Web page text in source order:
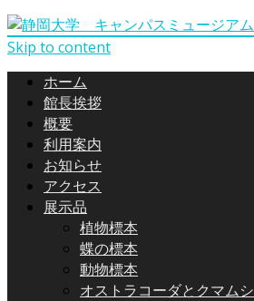
Skip to content
ホーム
館長挨拶
概要
利用案内
お知らせ
アクセス
展示品
植物標本
蝶の標本
動物標本
オストラコーダとクマムシ